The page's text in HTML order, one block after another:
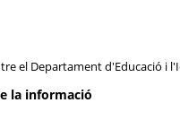
el Departament d'Educació i
la informació